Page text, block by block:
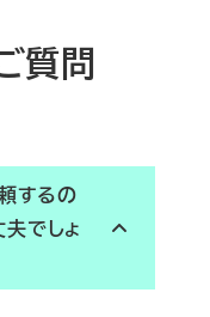
質問
するの
でしょ